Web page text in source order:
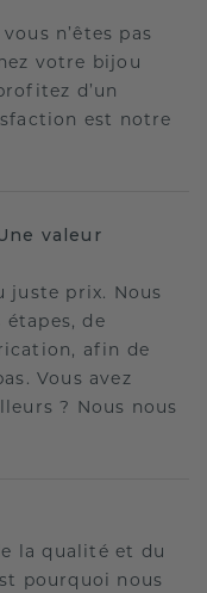
n’êtes pas
votre bijou
d’un
est notre
valeur
juste prix. Nous
de
afin de
Vous avez
? Nous nous
la qualité et du
pourquoi nous